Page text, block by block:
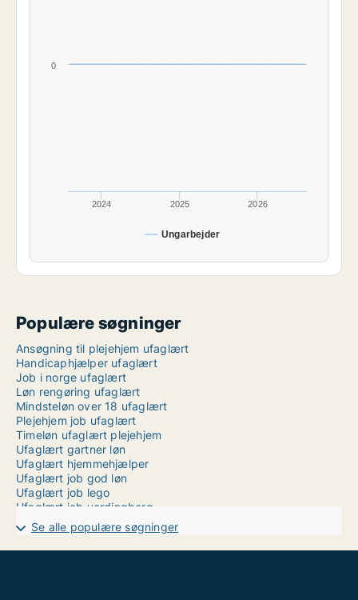
Ungarbejder
2024 2025 2026
0
Populære søgninger
Ansøgning til plejehjem ufaglært
Handicaphjælper ufaglært
Job i norge ufaglært
Løn rengøring ufaglært
Mindsteløn over 18 ufaglært
Plejehjem job ufaglært
Timeløn ufaglært plejehjem
Ufaglært gartner løn
Ufaglært hjemmehjælper
Ufaglært job god løn
Ufaglært job lego
Ufaglært job vordingborg
Ufaglært kontorarbejde løn
Ufaglært lagerarbejde aarhus
Ufaglært ledige stillinger
Se alle populære søgninger